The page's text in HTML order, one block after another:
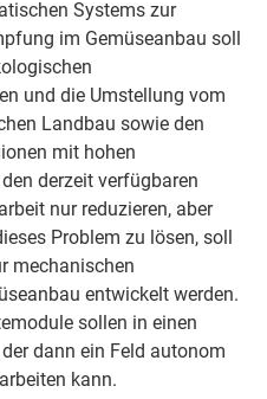
Systems zur
im Gemüseanbau soll
und die Umstellung vom
Landbau sowie den
mit hohen
derzeit verfügbaren
nur reduzieren, aber
Problem zu lösen, soll
mechanischen
entwickelt werden.
sollen in einen
dann ein Feld autonom
kann.